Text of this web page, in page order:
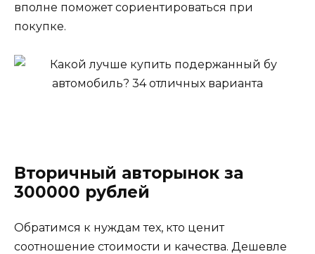
вполне поможет сориентироваться при
покупке.
Вторичный авторынок за
300000 рублей
Обратимся к нуждам тех, кто ценит
соотношение стоимости и качества. Дешевле